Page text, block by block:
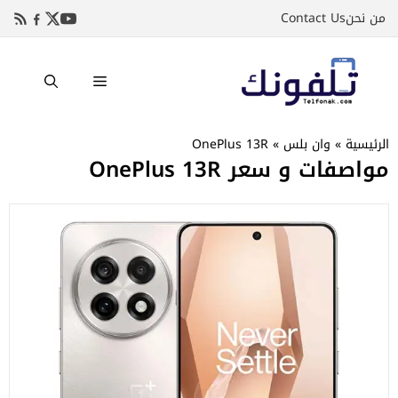
إلىمن نحنContact Us
القائمة
الرئيسية » وان بلس »
OnePlus 13R
مواصفات و سعر OnePlus 13R